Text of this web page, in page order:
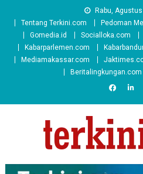
Rabu,
Tentang Terkini.com
Pedoman
Gomedia.id
Socialloka.com
Kabarparlemen.com
Mediamakassar.com
Beritalingkungan.com